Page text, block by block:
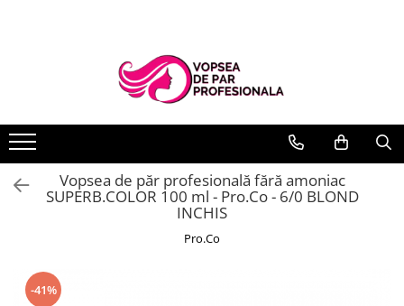
SHOT
Vopsea de păr profesională fără amoniac
SUPERB.COLOR 100 ml - Pro.Co - 6/0 BLOND
INCHIS
Pro.Co
-41%